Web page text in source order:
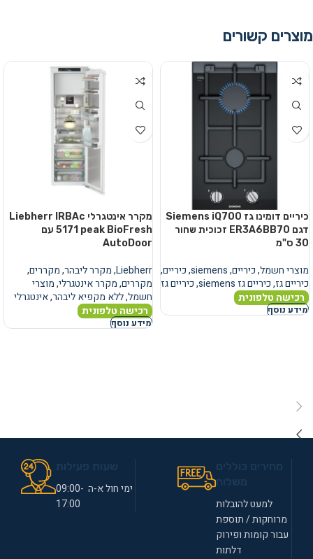
מוצרים קשורים
כיריים דומינו גז Siemens iQ700
דגם ER3A6BB70 זכוכית שחור
30 ס"מ
מוצרי חשמל,כיריים,
siemens
,כיריים,
כיריים גז,כיריים גז siemens ,כיריים גז
רכישה טלפונית
מידע נוסף
מקרר אינטגרלי Liebherr IRBAc
5171 peak BioFresh עם
AutoDoor
Liebherr
,מקרר ליבהר,מקררים,
מקררים,מקרר אינטגרלי,מוצרי
חשמל,ללא מקפיא ליבהר,אינטגרלי
רכישה טלפונית
מידע נוסף
למעט להובלות
מרוחקות / תוספת
עבור קומות ופירוק
דלתות
ימי חול א-ה 09:00-
17:00